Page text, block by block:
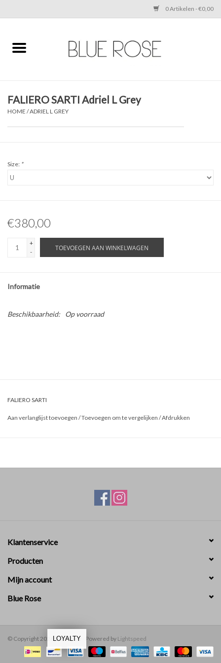
0 Artikelen - €0,00
Home
ACCESSORIES
ABOUT US
FALIERO SARTI Adriel L Grey
HOME /ADRIEL L GREY
Size: *
€380,00
+
-
TOEVOEGEN AAN WINKELWAGEN
Informatie
Beschikbaarheid: Op voorraad
FALIERO SARTI
Aan verlanglijst toevoegen /Toevoegen om te vergelijken /Afdrukken
Klantenservice
Producten
Mijn account
Blue Rose
© Copyright 2026 Blue Rose - Powered by Lightspeed
LOYALTY